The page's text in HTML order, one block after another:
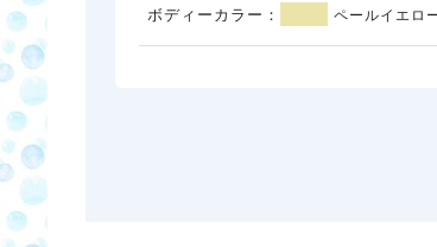
ボディーカラー：
ペールイエロ